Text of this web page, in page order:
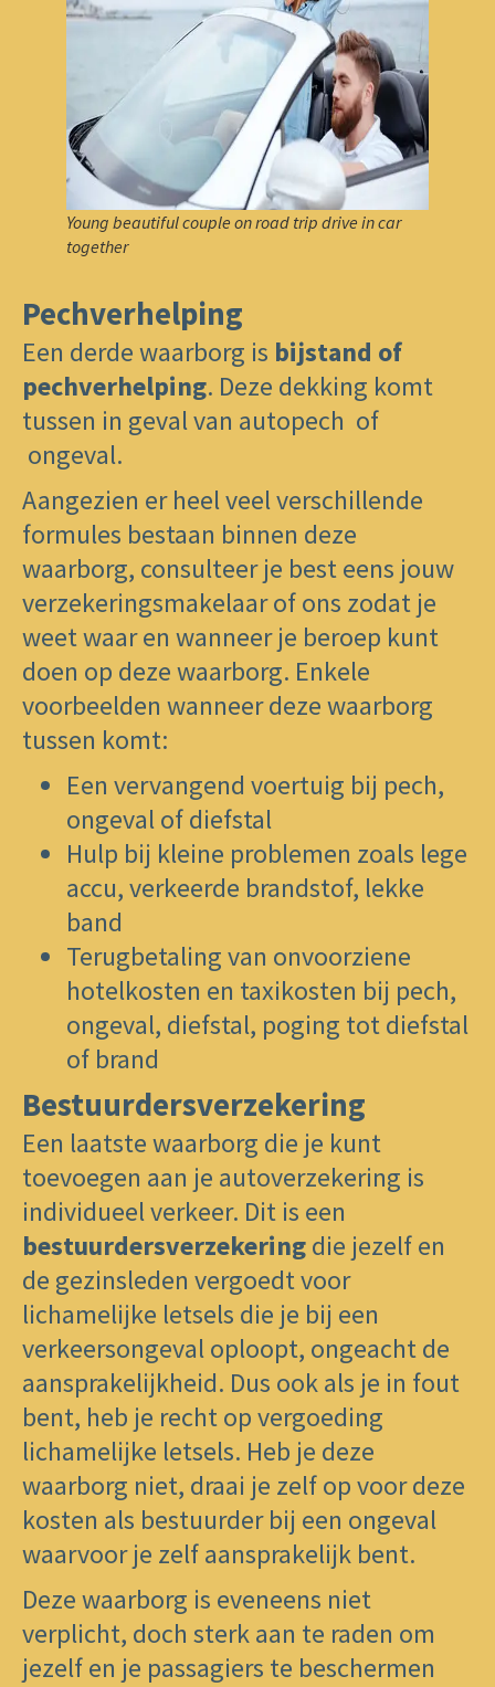
Young beautiful couple on road trip drive in car
together
Pechverhelping
​Een derde waarborg is bijstand of
pechverhelping. Deze dekking komt
tussen in geval van autopech of
ongeval.
Aangezien er heel veel verschillende
formules bestaan binnen deze
waarborg, consulteer je best eens jouw
verzekeringsmakelaar of ons zodat je
weet waar en wanneer je beroep kunt
doen op deze waarborg. Enkele
voorbeelden wanneer deze waarborg
tussen komt:
​Een vervangend voertuig bij pech,
ongeval of diefstal
​Hulp bij kleine problemen zoals lege
accu, verkeerde brandstof, lekke
band
​Terugbetaling van onvoorziene
hotelkosten en taxikosten bij pech,
ongeval, diefstal, poging tot diefstal
of brand
Bestuurdersverzekering
Een laatste waarborg die je kunt
toevoegen aan je autoverzekering is
individueel verkeer. Dit is een
bestuurdersverzekeringdie jezelf en
de gezinsleden vergoedt voor
lichamelijke letsels die je bij een
verkeersongeval oploopt, ongeacht de
aansprakelijkheid. Dus ook als je in fout
bent, heb je recht op vergoeding
lichamelijke letsels. Heb je deze
waarborg niet, draai je zelf op voor deze
kosten als bestuurder bij een ongeval
waarvoor je zelf aansprakelijk bent.
Deze waarborg is eveneens niet
verplicht, doch sterk aan te raden om
jezelf en je passagiers te beschermen